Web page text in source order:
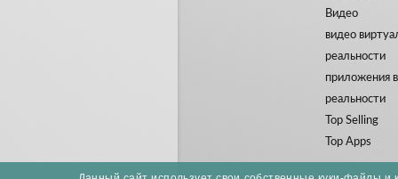
Видео
видео
реальности
приложения
реальности
Top Selling
Top Apps